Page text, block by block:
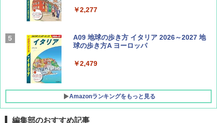
AIRLINE（エアライン）2026年9月号【特
集】ボーイング110周年を祝して！
￥1,760
￥2,277
A09 地球の歩き方 イタリア 2026～2027 地
球の歩き方A ヨーロッパ
￥2,479
Amazonランキングをもっと見る
編集部のおすすめ記事